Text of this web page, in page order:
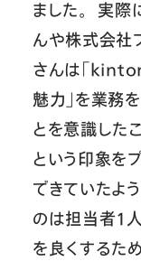
ました。 実際
んや株式会社
さんは「
魅力」を業務
とを意識した
という印象を
できていたよ
のは担当者1
を良くするた